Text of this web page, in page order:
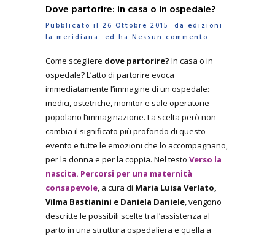
Dove partorire: in casa o in ospedale?
Pubblicato il 26 Ottobre 2015 da edizioni
la meridiana
ed ha Nessun commento
Come scegliere dove partorire? In casa o in
ospedale? L’atto di partorire evoca
immediatamente l’immagine di un ospedale:
medici, ostetriche, monitor e sale operatorie
popolano l’immaginazione. La scelta però non
cambia il significato più profondo di questo
evento e tutte le emozioni che lo accompagnano,
per la donna e per la coppia. Nel testo Verso la
nascita. Percorsi per una maternità
consapevole , a cura di Maria Luisa Verlato,
Vilma Bastianini e Daniela Daniele , vengono
descritte le possibili scelte tra l’assistenza al
parto in una struttura ospedaliera e quella a